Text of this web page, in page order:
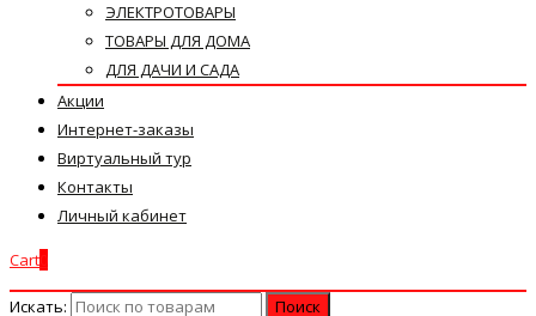
ЭЛЕКТРОТОВАРЫ
ТОВАРЫ ДЛЯ ДОМА
ДЛЯ ДАЧИ И САДА
Акции
Интернет-заказы
Виртуальный тур
Контакты
Личный кабинет
Cart
Искать: